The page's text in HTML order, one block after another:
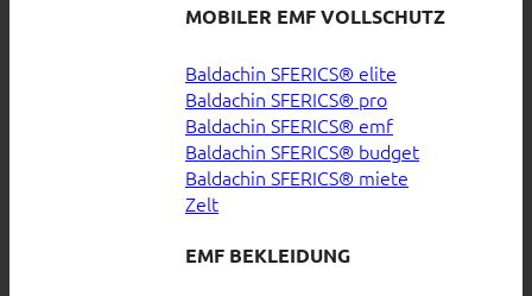
MOBILER EMF VOLLSCHUTZ
Baldachin SFERICS® elite
Baldachin SFERICS® pro
Baldachin SFERICS® emf
Baldachin SFERICS® budget
Baldachin SFERICS® miete
Zelt
EMF BEKLEIDUNG